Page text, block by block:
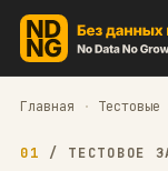
Главная · Тестовые
01 / ТЕСТОВОЕ